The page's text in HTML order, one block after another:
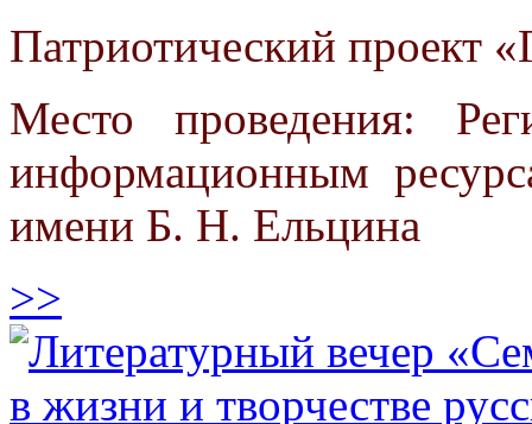
Патриотический проект
Место проведения:
информационным
имени Б. Н. Ельцина
>>